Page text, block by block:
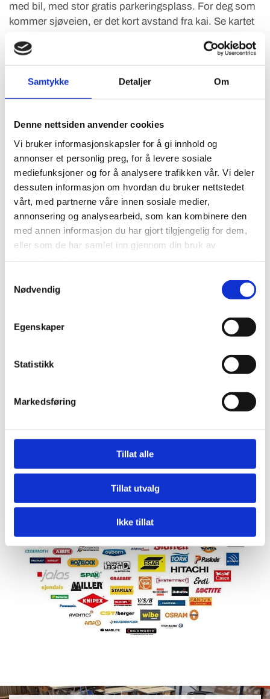
Samtykke Detaljer Om
Denne nettsiden anvender cookies
Vi bruker informasjonskapsler for å gi innhold og
annonser et personlig preg, for å levere sosiale
mediefunksjoner og for å analysere trafikken vår. Vi deler
dessuten informasjon om hvordan du bruker nettstedet
vårt, med partnerne våre innen sosiale medier,
annonsering og analysearbeid, som kan kombinere den
med annen informasjon du har gjort tilgjengelig for dem,
eller som de har samlet inn gjennom din bruk av
Nødvendig
Egenskaper
Statistikk
Markedsføring
Tillat alle
Tillat utvalg
Ikke tillat
med bil, med stor gratis parkeringsplass. For deg som
kommer sjøveien, er det kort avstand fra kai. Se kartet
Vi har åpent mandag til fredag fra 07:00 til 16:00,